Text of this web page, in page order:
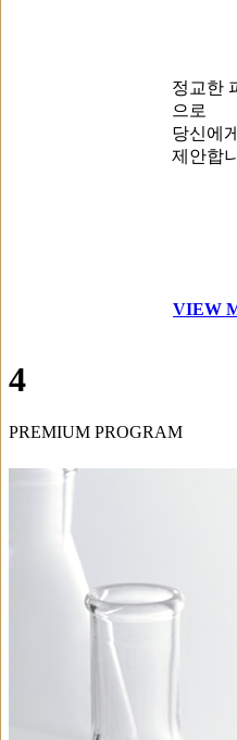
정교한
으로
당신에
제안합
VIEW
4
PREMIUM PROGRAM